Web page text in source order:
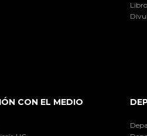
CON EL MEDIO